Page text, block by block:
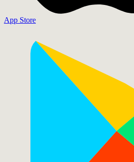
App Store